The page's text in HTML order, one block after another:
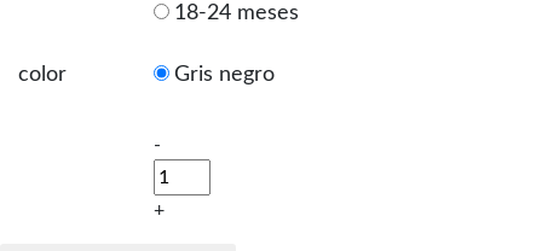
18-24 meses
color Gris negro
-
+